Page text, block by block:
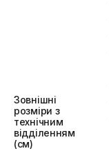
Зовнішні
розміри з
технічним
відділенням
(см)